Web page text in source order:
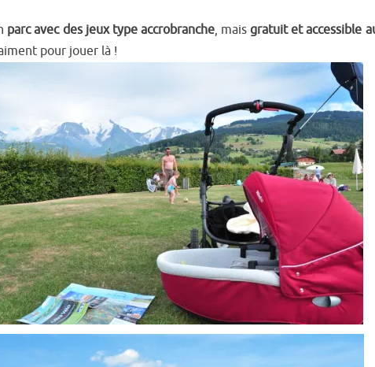
parc avec des jeux type accrobranche, maisgratuit et accessible
pour jouer là !